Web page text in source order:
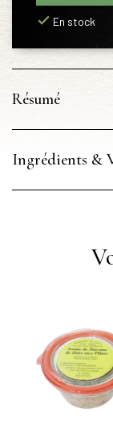
En stock
Résumé
Ingrédients &